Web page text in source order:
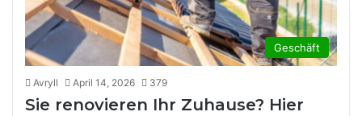
Geschäft
Avryll April 14, 2026 379
Sie renovieren Ihr Zuhause? Hier